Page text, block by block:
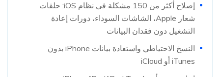
إصلاح أكثر من 150 مشكلة في نظام iOS: حلقات
شعار Apple، الشاشات السوداء، دورات إعادة
التشغيل دون فقدان البيانات
النسخ الاحتياطي واستعادة بيانات iPhone بدون
iTunes أو iCloud